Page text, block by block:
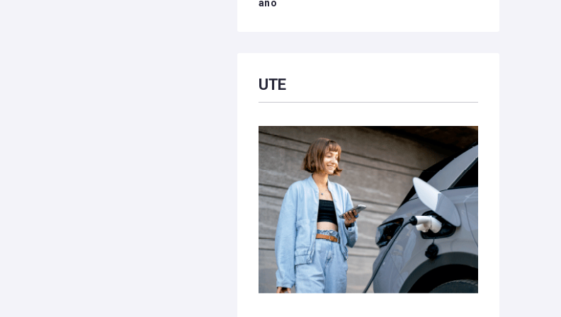
año
UTE